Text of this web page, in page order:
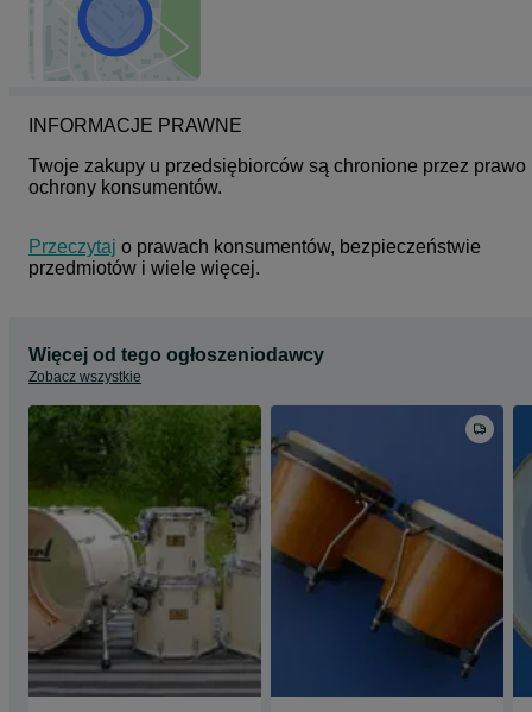
INFORMACJE PRAWNE
Twoje zakupy u przedsiębiorców są chronione przez prawo
ochrony konsumentów.
Przeczytaj o prawach konsumentów, bezpieczeństwie
przedmiotów i wiele więcej.
Więcej od tego ogłoszeniodawcy
Zobacz wszystkie